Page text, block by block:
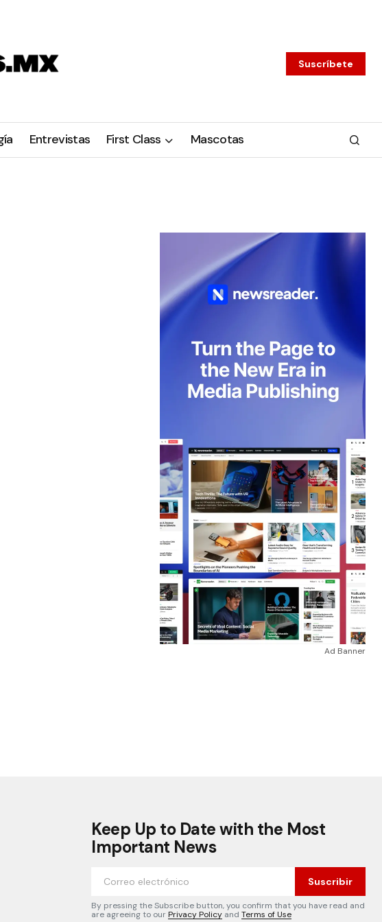
Suscríbete
Entrevistas First Class Mascotas
Ad Banner
Keep Up to Date with the Most
Important News
Suscribir
By pressing the Subscribe button, you confirm that you have read and
are agreeing to ourPrivacy Policy and Terms of Use